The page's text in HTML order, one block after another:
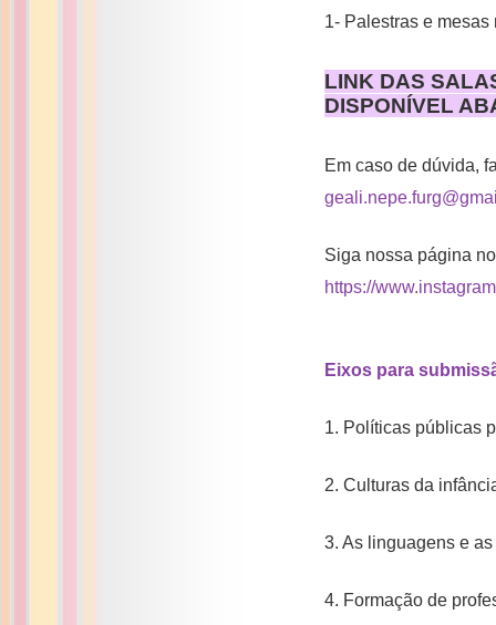
1- Palestras e
LINK DAS
DISPONÍVEL
Em caso de dúvida,
Siga nossa página
https://
Eixos para
1. Políticas públicas
2. Culturas da
3. As linguagens e
4. Formação de